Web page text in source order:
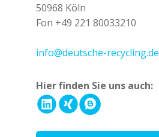
50968 Köln
Fon +49 221 80033210
info@deutsche-recycling.de
Hier finden Sie uns auch: